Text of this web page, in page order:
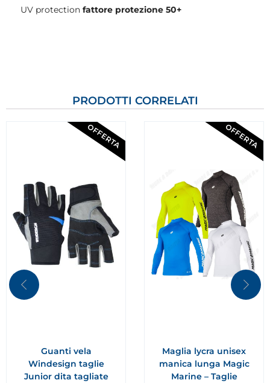
UV protection fattore protezione 50+
PRODOTTI CORRELATI
OFFERTA
Guanti vela
Windesign taglie
Junior dita tagliate
OFFERTA
Maglia lycra unisex
manica lunga Magic
Marine – Taglie